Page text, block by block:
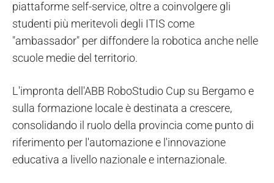
piattaforme self-service, oltre a coinvolgere gli
studenti più meritevoli degli ITIS come
"ambassador" per diffondere la robotica anche nelle
scuole medie del territorio.
L'impronta dell'ABB RoboStudio Cup su Bergamo e
sulla formazione locale è destinata a crescere,
consolidando il ruolo della provincia come punto di
riferimento per l'automazione e l'innovazione
educativa a livello nazionale e internazionale.